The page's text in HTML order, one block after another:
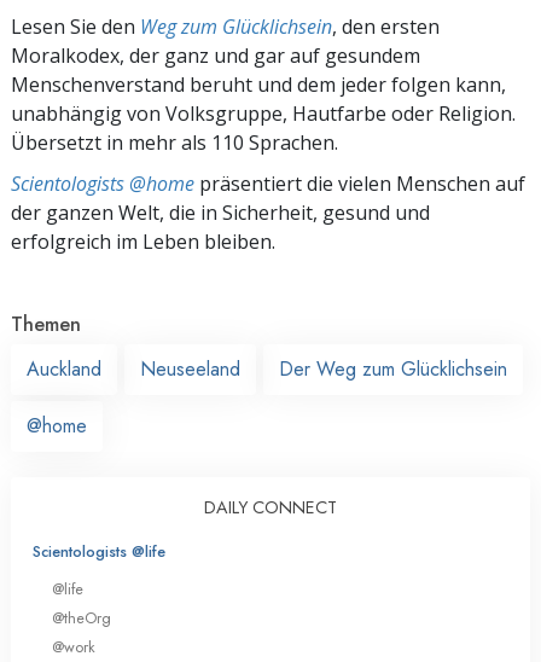
Lesen Sie den Weg zum Glücklichsein, den ersten
Moralkodex, der ganz und gar auf gesundem
Menschenverstand beruht und dem jeder folgen kann,
unabhängig von Volksgruppe, Hautfarbe oder Religion.
Übersetzt in mehr als 110 Sprachen.
Scientologists @home präsentiert die vielen Menschen auf
der ganzen Welt, die in Sicherheit, gesund und
erfolgreich im Leben bleiben.
Themen
Auckland
Neuseeland Der Weg zum Glücklichsein
@home
DAILY CONNECT
Scientologists @life
@life
@theOrg
@work